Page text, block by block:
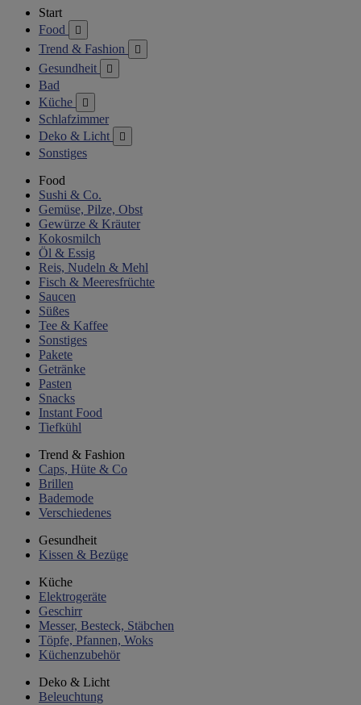
Start
Food

Trend & Fashion 
Gesundheit 
Bad
Küche

Schlafzimmer
Deko & Licht

Sonstiges
Food
Sushi & Co.
Gemüse, Pilze, Obst
Gewürze & Kräuter
Kokosmilch
Öl & Essig
Reis, Nudeln & Mehl
Fisch & Meeresfrüchte
Saucen
Süßes
Tee & Kaffee
Sonstiges
Pakete
Getränke
Pasten
Snacks
Instant Food
Tiefkühl
Trend & Fashion
Caps, Hüte & Co
Brillen
Bademode
Verschiedenes
Gesundheit
Kissen & Bezüge
Küche
Elektrogeräte
Geschirr
Messer, Besteck, Stäbchen
Töpfe, Pfannen, Woks
Küchenzubehör
Deko & Licht
Beleuchtung